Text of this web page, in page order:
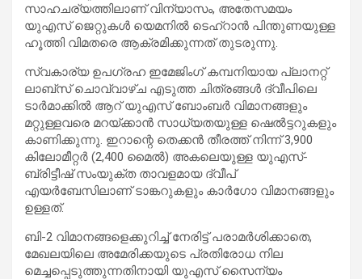
സാഹചര്യത്തിലാണ് വിന്യാസം, അതേസമയം
യുഎസ് ജെറ്റുകൾ യെമനിൽ ടെഹ്‌റാൻ പിന്തുണയുള്ള
ഹൂത്തി വിമതരെ ആക്രമിക്കുന്നത് തുടരുന്നു.
സ്വകാര്യ ഉപഗ്രഹ ഇമേജിംഗ് കമ്പനിയായ പ്ലാനറ്റ്
ലാബ്സ് ചൊവ്വാഴ്ച എടുത്ത ചിത്രങ്ങൾ ദ്വീപിലെ
ടാർമാക്കിൽ ആറ് യുഎസ് ബോംബർ വിമാനങ്ങളും
മറ്റുള്ളവരെ മറയ്ക്കാൻ സാധ്യതയുള്ള ഷെൽട്ടറുകളും
കാണിക്കുന്നു. ഇറാന്റെ തെക്കൻ തീരത്ത് നിന്ന് 3,900
കിലോമീറ്റർ (2,400 മൈൽ) അകലെയുള്ള യുഎസ്-
ബ്രിട്ടീഷ് സംയുക്ത താവളമായ ദ്വീപ്
എയർബേസിലാണ് ടാങ്കറുകളും കാർഗോ വിമാനങ്ങളും
ഉള്ളത്.
ബി-2 വിമാനങ്ങളെക്കുറിച്ച് നേരിട്ട് പരാമർശിക്കാതെ,
മേഖലയിലെ അമേരിക്കയുടെ പ്രതിരോധ നില
മെച്ചപ്പെടുത്തുന്നതിനായി യുഎസ് സൈന്യം